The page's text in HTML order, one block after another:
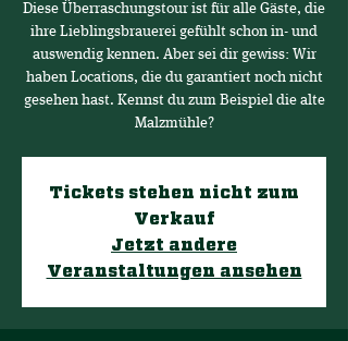
Diese Überraschungstour ist für alle Gäste, die
ihre Lieblingsbrauerei gefühlt schon in- und
auswendig kennen. Aber sei dir gewiss: Wir
haben Locations, die du garantiert noch nicht
gesehen hast. Kennst du zum Beispiel die alte
Malzmühle?
Tickets stehen nicht zum
Verkauf
Jetzt andere
Veranstaltungen ansehen